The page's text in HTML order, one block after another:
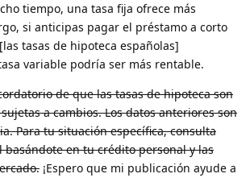
tiempo, una tasa fija ofrece más
si anticipas pagar el préstamo a corto
tasas de hipoteca españolas]
variable podría ser más rentable.
de que las tasas de hipoteca son
a cambios. Los datos anteriores son
Para tu situación específica, consulta
basándote en tu crédito personal y las
¡Espero que mi publicación ayude a